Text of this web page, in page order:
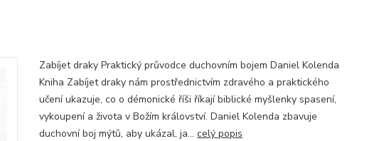
Zabíjet draky Praktický průvodce duchovním bojem Daniel Kolenda
Kniha Zabíjet draky nám prostřednictvím zdravého a praktického
učení ukazuje, co o démonické říši říkají biblické myšlenky spasení,
vykoupení a života v Božím království. Daniel Kolenda zbavuje
duchovní boj mýtů, aby ukázal, ja... celý popis